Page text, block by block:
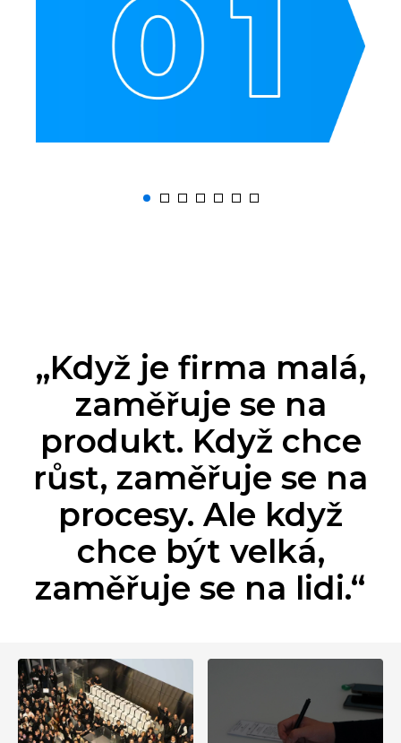
„Když je firma malá,
zaměřuje se na
produkt. Když chce
růst, zaměřuje se na
procesy. Ale když
chce být velká,
zaměřuje se na lidi.“